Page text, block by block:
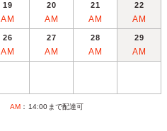
19
AM
20
AM
21
AM
22
AM
26
AM
27
AM
28
AM
29
AM
AM ：14:00まで配達可